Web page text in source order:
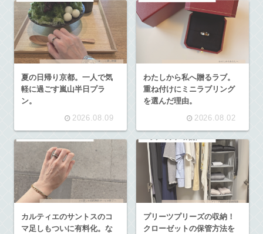
夏の日帰り京都。一人で気
軽に過ごす嵐山半日プラ
ン。
2026.08.09
わたしから私へ贈るラブ。
重ね付けにミニラブリング
を選んだ理由。
2026.08.02
カルティエのサントスのコ
マ足しもついに有料化。な
プリーツプリーズの収納！
クローゼットの保管方法を